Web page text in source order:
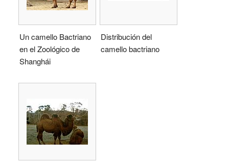
Un camello Bactriano
en el Zoológico de
Shanghái
Distribución del
camello bactriano